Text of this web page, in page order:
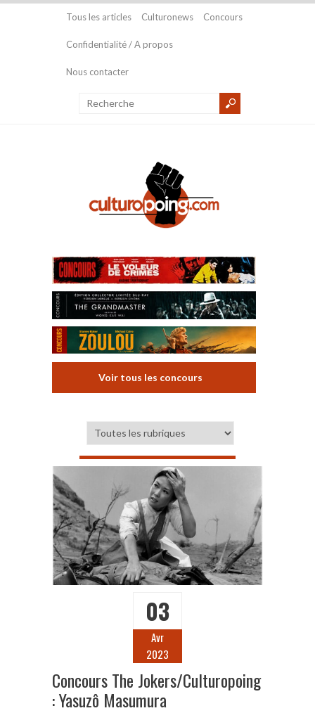
Tous les articles Culturonews Concours
Confidentialité / A propos
Nous contacter
Voir tous les concours
03
Avr
2023
Concours The Jokers/Culturopoing
: Yasuzô Masumura